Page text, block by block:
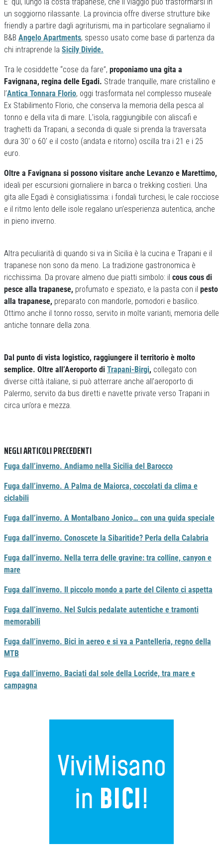
un soggiorno rilassante. La provincia offre diverse strutture bike
friendly a partire dagli agriturismi, ma in particolare segnaliamo il
B&B Angelo Apartments, spesso usato come base di partenza da
chi intraprende la Sicily Divide.
Tra le cosiddette “cose da fare”, proponiamo una gita a
Favignana, regina delle Egadi. Strade tranquille, mare cristallino e
l’Antica Tonnara Florio, oggi trasformata nel complesso museale
Ex Stabilimento Florio, che conserva la memoria della pesca al
tonno e della vita di mare. L’isola, raggiungibile con aliscafi e
traghetti da Trapani, a seconda di quale si prenda la traversata
dura 30′ o 60′ e il costo (andata e ritorno) oscilla tra i 21 e i 25
euro.
Oltre a Favignana si possono visitare anche Levanzo e Marettimo,
ideali per escursioni giornaliere in barca o trekking costieri. Una
gita alle Egadi è consigliatissima: i fondali turchesi, le cale rocciose
e il ritmo lento delle isole regalano un’esperienza autentica, anche
in pieno inverno.
Altra peculiarità di quando si va in Sicilia è la cucina e Trapani e il
trapanese non sono da meno. La tradizione gastronomica è
ricchissima. Da provare almeno due piatti simbolo: il cous cous di
pesce alla trapanese, profumato e speziato, e la pasta con il pesto
alla trapanese, preparato con mandorle, pomodori e basilico.
Ottimo anche il tonno rosso, servito in molte varianti, memoria delle
antiche tonnare della zona.
Dal punto di vista logistico, raggiungere il territorio è molto
semplice. Oltre all’Aeroporto di Trapani-Birgi, collegato con
diverse città italiane, si può atterrare anche all’aeroporto di
Palermo, servito da bus diretti e navette private verso Trapani in
circa un’ora e mezza.
NEGLI ARTICOLI PRECEDENTI
Fuga dall’inverno. Andiamo nella Sicilia del Barocco
Fuga dall’inverno. A Palma de Maiorca, coccolati da clima e
ciclabili
Fuga dall’inverno. A Montalbano Jonico… con una guida speciale
Fuga dall’inverno. Conoscete la Sibaritide? Perla della Calabria
Fuga dall’inverno. Nella terra delle gravine: tra colline, canyon e
mare
Fuga dall’inverno. Il piccolo mondo a parte del Cilento ci aspetta
Fuga dall’inverno. Nel Sulcis pedalate autentiche e tramonti
memorabili
Fuga dall’inverno. Bici in aereo e si va a Pantelleria, regno della
MTB
Fuga dall’inverno. Baciati dal sole della Locride, tra mare e
campagna